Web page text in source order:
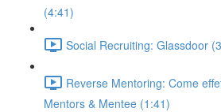
(4:41)
Social Recruiting: Glassdoor
Reverse Mentoring: Come
Mentors & Mentee (1:41)